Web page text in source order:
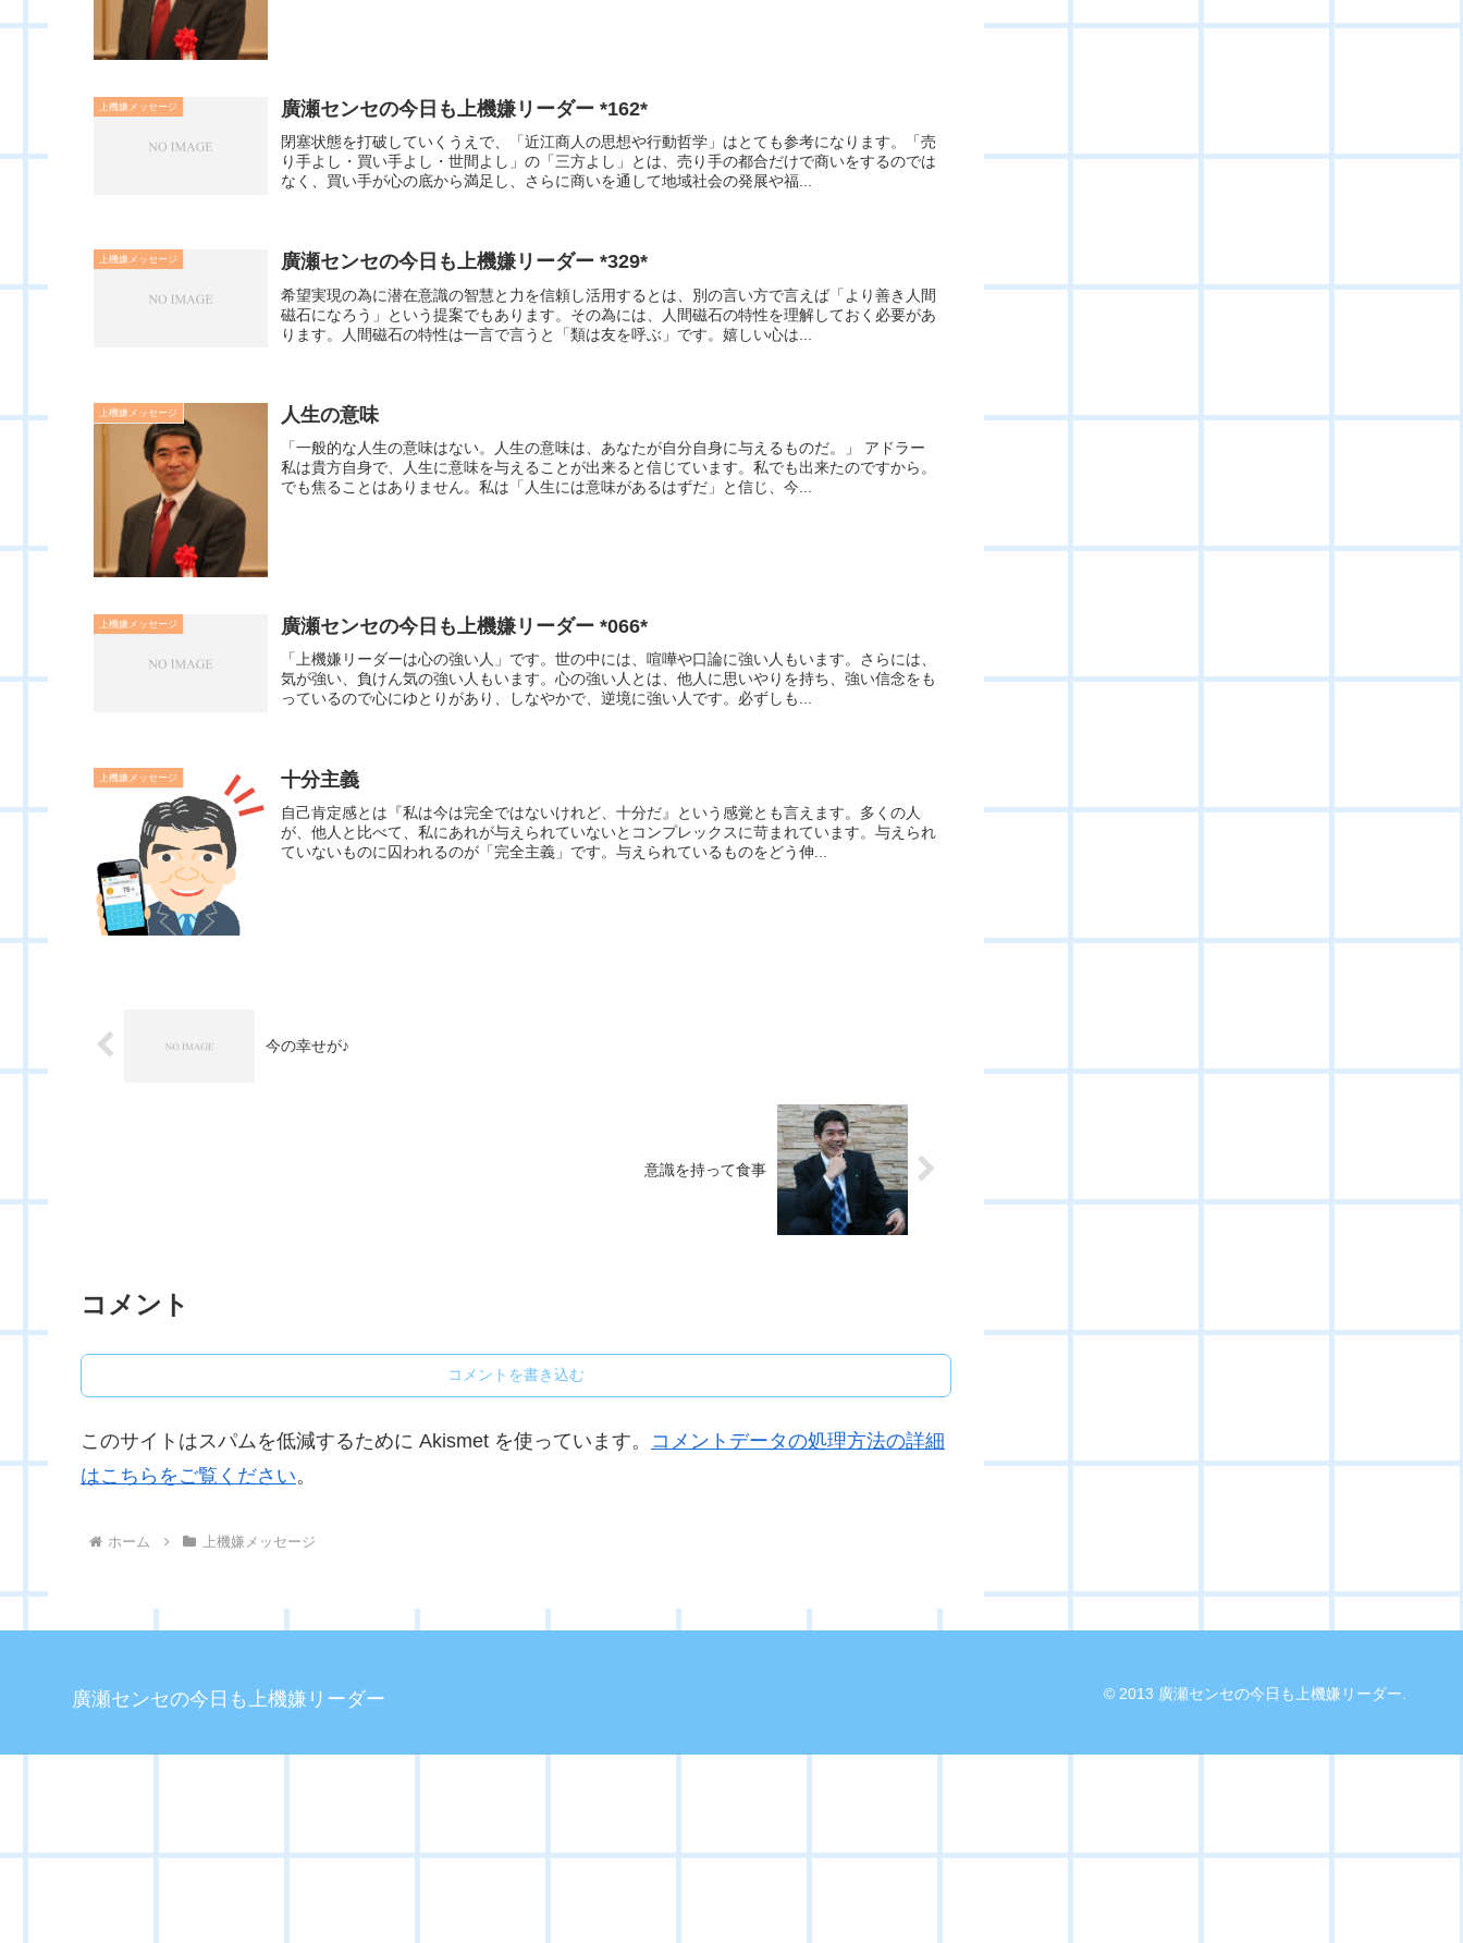
上機嫌メッセージ 廣瀬センセの今日も上機嫌リーダー *162*
閉塞状態を打破していくうえで、「近江商人の思想や行動哲学」はとても参考になります。「売
り手よし・買い手よし・世間よし」の「三方よし」とは、売り手の都合だけで商いをするのでは
なく、買い手が心の底から満足し、さらに商いを通して地域社会の発展や福...
上機嫌メッセージ 廣瀬センセの今日も上機嫌リーダー *329*
希望実現の為に潜在意識の智慧と力を信頼し活用するとは、別の言い方で言えば「より善き人間
磁石になろう」という提案でもあります。その為には、人間磁石の特性を理解しておく必要があ
ります。人間磁石の特性は一言で言うと「類は友を呼ぶ」です。嬉しい心は...
上機嫌メッセージ 人生の意味
「一般的な人生の意味はない。人生の意味は、あなたが自分自身に与えるものだ。」 アドラー
私は貴方自身で、人生に意味を与えることが出来ると信じています。私でも出来たのですから。
でも焦ることはありません。私は「人生には意味があるはずだ」と信じ、今...
上機嫌メッセージ 廣瀬センセの今日も上機嫌リーダー *066*
「上機嫌リーダーは心の強い人」です。世の中には、喧嘩や口論に強い人もいます。さらには、
気が強い、負けん気の強い人もいます。心の強い人とは、他人に思いやりを持ち、強い信念をも
っているので心にゆとりがあり、しなやかで、逆境に強い人です。必ずしも...
上機嫌メッセージ 十分主義
自己肯定感とは『私は今は完全ではないけれど、十分だ』という感覚とも言えます。多くの人
が、他人と比べて、私にあれが与えられていないとコンプレックスに苛まれています。与えられ
ていないものに囚われるのが「完全主義」です。与えられているものをどう伸...
今の幸せが♪
意識を持って食事
コメント
コメントを書き込む
このサイトはスパムを低減するために Akismet を使っています。 コメントデータの処理方法の詳細
はこちらをご覧ください。
ホーム 上機嫌メッセージ
廣瀬センセの今日も上機嫌リーダー © 2013 廣瀬センセの今日も上機嫌リーダー.